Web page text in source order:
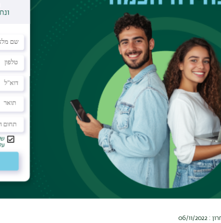
- הקורס מיועד לעובדי האוניברסיטה מהסגל המנהלי
מפגשים עם אנשי מקצוע בתחומים מגוונים. מטרת המפגשים היא לתת
עליו במעבר מעולם העבודה לפנסיה.
לגמלאות - הנערך על ידי אגף משאבי אנוש אחת לשנה
במהלך שנות עבודתם.
לגימלאות לחץ כאן.
2022